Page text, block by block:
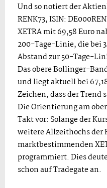
Und so notiert der
RENK73, ISIN:
XETRA mit 69,58 Euro
200-Tage-Linie, die bei
Abstand zur 50-Tage-
Das obere Bollinger-
und liegt aktuell bei
Zeichen, dass der
Die Orientierung am
Takt vor: Solange der
weitere Allzeithochs der
marktbestimmenden
programmiert. Dies
schon auf Tradegate an.